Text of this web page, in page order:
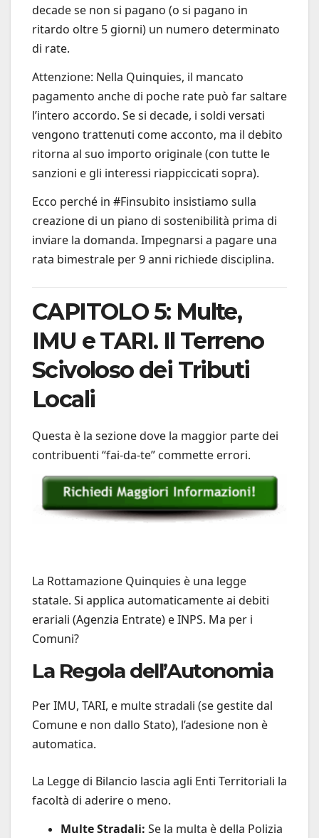
decade se non si pagano (o si pagano in
ritardo oltre 5 giorni) un numero determinato
di rate.
Attenzione: Nella Quinquies, il mancato
pagamento anche di poche rate può far saltare
l’intero accordo. Se si decade, i soldi versati
vengono trattenuti come acconto, ma il debito
ritorna al suo importo originale (con tutte le
sanzioni e gli interessi riappiccicati sopra).
Ecco perché in #Finsubito insistiamo sulla
creazione di un piano di sostenibilità prima di
inviare la domanda. Impegnarsi a pagare una
rata bimestrale per 9 anni richiede disciplina.
CAPITOLO 5: Multe,
IMU e TARI. Il Terreno
Scivoloso dei Tributi
Locali
Questa è la sezione dove la maggior parte dei
contribuenti “fai-da-te” commette errori.
La Rottamazione Quinquies è una legge
statale. Si applica automaticamente ai debiti
erariali (Agenzia Entrate) e INPS. Ma per i
Comuni?
La Regola dell’Autonomia
Per IMU, TARI, e multe stradali (se gestite dal
Comune e non dallo Stato), l’adesione non è
automatica.
La Legge di Bilancio lascia agli Enti Territoriali la
facoltà di aderire o meno.
Multe Stradali: Se la multa è della Polizia